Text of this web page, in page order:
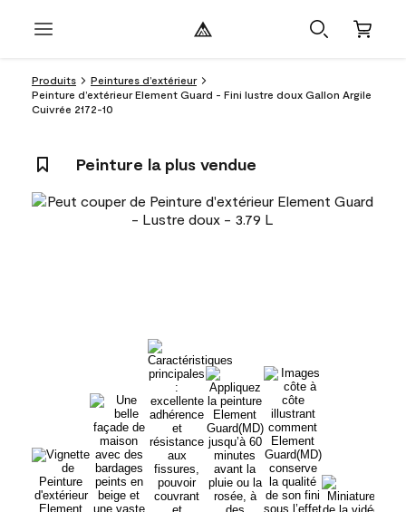
Produits
Peintures d’extérieur
Peinture d’extérieur Element Guard - Fini lustre doux Gallon Argile
Cuivrée 2172-10
Peinture la plus vendue